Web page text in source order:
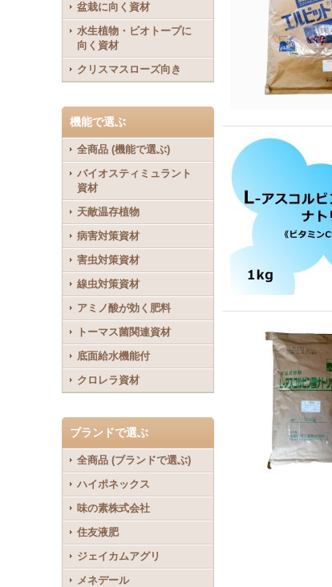
盆栽に向く資材
水生植物・ビオトープに
向く資材
クリスマスローズ向き
機能で選ぶ
全商品 (機能で選ぶ)
バイオスティミュラント
資材
天敵温存植物
病害対策資材
害虫対策資材
線虫対策資材
アミノ酸が効く肥料
トーマス菌関連資材
底面給水機能付
クロレラ資材
ブランドで選ぶ
全商品 (ブランドで選ぶ)
ハイポネックス
味の素株式会社
住友液肥
ジェイカムアグリ
メネデール